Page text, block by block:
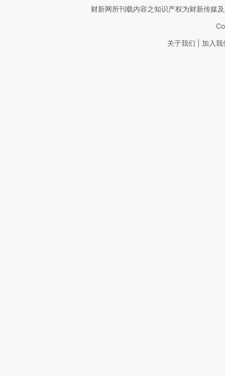
财新网所刊载内容之知识产权为财新传媒
关于我们 加入我